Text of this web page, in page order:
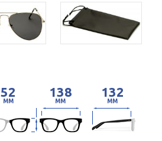
52
MM
138
MM
132
MM